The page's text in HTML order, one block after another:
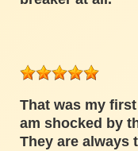
That was my
am shocked by
They are always